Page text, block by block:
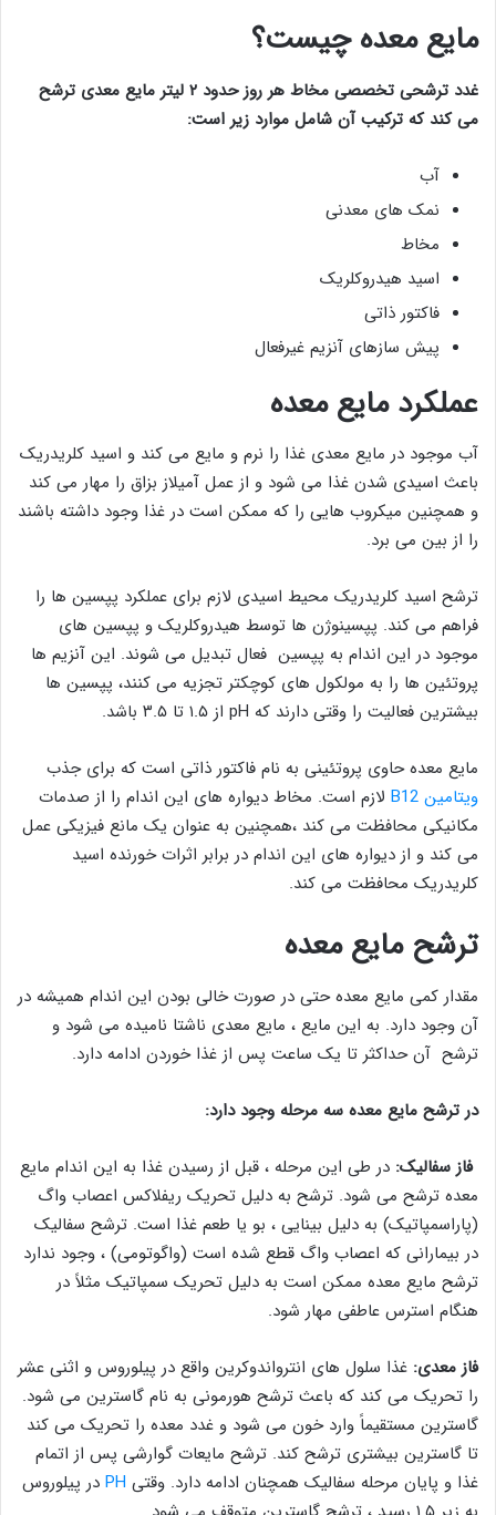
مایع معده چیست؟
غدد ترشحی تخصصی مخاط هر روز حدود ۲ لیتر مایع معدی ترشح
می کند که ترکیب آن شامل موارد زیر است:
آب
نمک های معدنی
مخاط
اسید هیدروکلریک
فاکتور ذاتی
پیش سازهای آنزیم غیرفعال
عملکرد مایع معده
آب موجود در مایع معدی غذا را نرم و مایع می کند و اسید کلریدریک
باعث اسیدی شدن غذا می شود و از عمل آمیلاز بزاق را مهار می کند
و همچنین میکروب هایی را که ممکن است در غذا وجود داشته باشند
را از بین می برد.
ترشح اسید کلریدریک محیط اسیدی لازم برای عملکرد پپسین ها را
فراهم می کند. پپسینوژن ها توسط هیدروکلریک و پپسین های
موجود در این اندام به پپسین فعال تبدیل می شوند. این آنزیم ها
پروتئین ها را به مولکول های کوچکتر تجزیه می کنند، پپسین ها
بیشترین فعالیت را وقتی دارند که pH از ۱.۵ تا ۳.۵ باشد.
مایع معده حاوی پروتئینی به نام فاکتور ذاتی است که برای جذب
ویتامین B12
لازم است. مخاط دیواره های این اندام را از صدمات
مکانیکی محافظت می کند ،همچنین به عنوان یک مانع فیزیکی عمل
می کند و از دیواره های این اندام در برابر اثرات خورنده اسید
کلریدریک محافظت می کند.
ترشح مایع معده
مقدار کمی مایع معده حتی در صورت خالی بودن این اندام همیشه در
آن وجود دارد. به این مایع ، مایع معدی ناشتا نامیده می شود و
ترشح آن حداکثر تا یک ساعت پس از غذا خوردن ادامه دارد.
در ترشح مایع معده سه مرحله وجود دارد:
فاز سفالیک: در طی این مرحله ، قبل از رسیدن غذا به این اندام مایع
معده ترشح می شود. ترشح به دلیل تحریک ریفلاکس اعصاب واگ
(پاراسمپاتیک) به دلیل بینایی ، بو یا طعم غذا است. ترشح سفالیک
در بیمارانی که اعصاب واگ قطع شده است (واگوتومی) ، وجود ندارد
ترشح مایع معده ممکن است به دلیل تحریک سمپاتیک مثلاً در
هنگام استرس عاطفی مهار شود.
فاز معدی: غذا سلول های انترواندوکرین واقع در پیلوروس و اثنی عشر
را تحریک می کند که باعث ترشح هورمونی به نام گاسترین می شود.
گاسترین مستقیماً وارد خون می شود و غدد معده را تحریک می کند
تا گاسترین بیشتری ترشح کند. ترشح مایعات گوارشی پس از اتمام
غذا و پایان مرحله سفالیک همچنان ادامه دارد. وقتی PH در پیلوروس